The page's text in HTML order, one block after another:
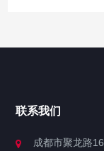
联系我们
成都市聚龙路